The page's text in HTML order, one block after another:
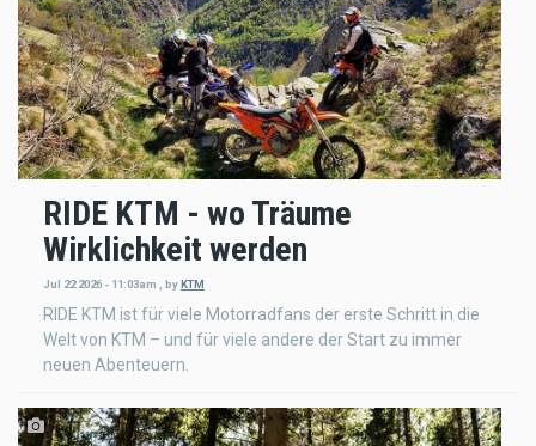
RIDE KTM - wo Träume
Wirklichkeit werden
Jul 22 2026 - 11:03am byKTM
RIDE KTM ist für viele Motorradfans der erste Schritt in die
Welt von KTM – und für viele andere der Start zu immer
neuen Abenteuern.